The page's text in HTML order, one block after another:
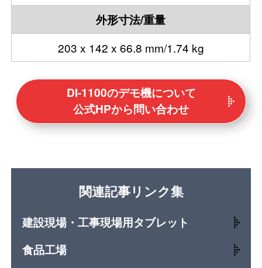
外形寸法/重量
203 x 142 x 66.8 mm/1.74 kg
DI-1100のデモ機について
公式HPから問い合わせ
関連記事リンク集
建設現場・工事現場用タブレット
食品工場